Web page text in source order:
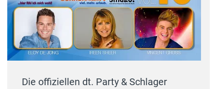
Die offiziellen dt. Party & Schlager